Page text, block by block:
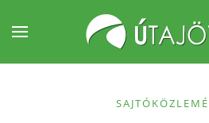
Fő tartalom átugrása